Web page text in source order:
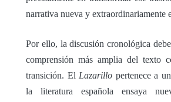
narrativa nueva y extraordinariamente
Por ello, la discusión cronológica
comprensión más amplia del texto
transición. El Lazarillo pertenece a
la literatura española ensaya